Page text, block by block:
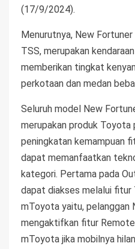
(17/9/2024).
Menurutnya, New
TSS, merupakan
memberikan tingkat
perkotaan dan medan
Seluruh model New
merupakan produk
peningkatan kemampuan
dapat memanfaatkan
kategori. Pertama pada
dapat diakses melalui fitur
mToyota yaitu, pelanggan
mengaktifkan fitur
mToyota jika mobilnya